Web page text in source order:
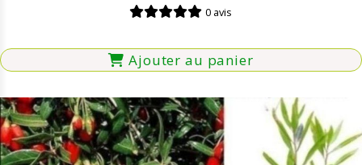
0 avis
Ajouter au panier